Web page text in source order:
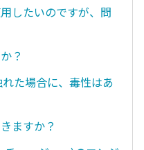
したいのですが、問
？
た場合に、毒性はあ
ますか？